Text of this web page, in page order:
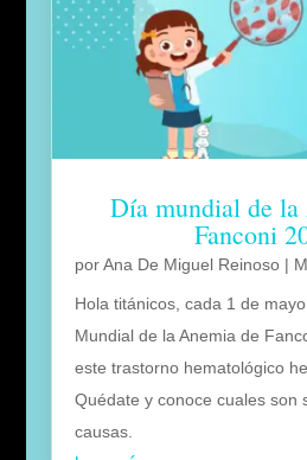
Día mundial de la
Fanconi
porAna De Miguel Reinoso|
Hola titánicos, cada 1 de
Mundial de la Anemia de
este trastorno hematológico
Quédate y conoce cuales son
causas.